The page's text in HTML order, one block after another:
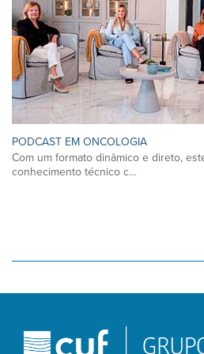
PODCAST EM ONCOLOGIA
Com um formato dinâmico e direto,
conhecimento técnico c…